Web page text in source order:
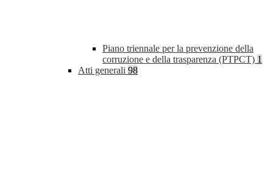
Piano triennale per la prevenzione della
corruzione e della trasparenza (PTPCT) 1
Atti generali 98